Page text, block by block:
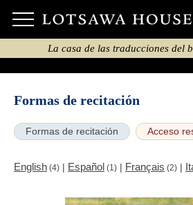
La casa de las traducciones del
Formas de recitación
Formas de recitación Acceso
English (4) | Español (1) | Français (2) |